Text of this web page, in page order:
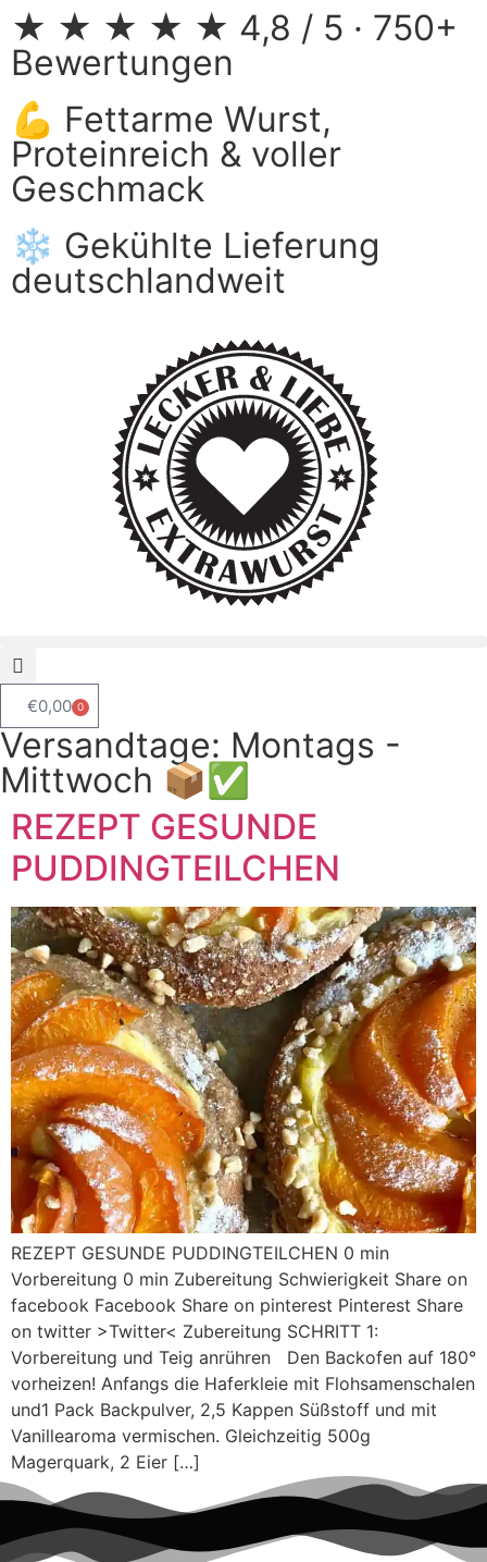
★ ★ ★ ★ ★ 4,8 / 5 · 750+
Bewertungen
💪 Fettarme Wurst,
Proteinreich & voller
Geschmack
❄️ Gekühlte Lieferung
deutschlandweit
€0,00 0
Versandtage: Montags -
Mittwoch 📦✅
REZEPT GESUNDE
PUDDINGTEILCHEN
REZEPT GESUNDE PUDDINGTEILCHEN 0 min
Vorbereitung 0 min Zubereitung Schwierigkeit Share on
facebook Facebook Share on pinterest Pinterest Share
on twitter >Twitter< Zubereitung SCHRITT 1:
Vorbereitung und Teig anrühren Den Backofen auf 180°
vorheizen! Anfangs die Haferkleie mit Flohsamenschalen
und1 Pack Backpulver, 2,5 Kappen Süßstoff und mit
Vanillearoma vermischen. Gleichzeitig 500g
Magerquark, 2 Eier […]